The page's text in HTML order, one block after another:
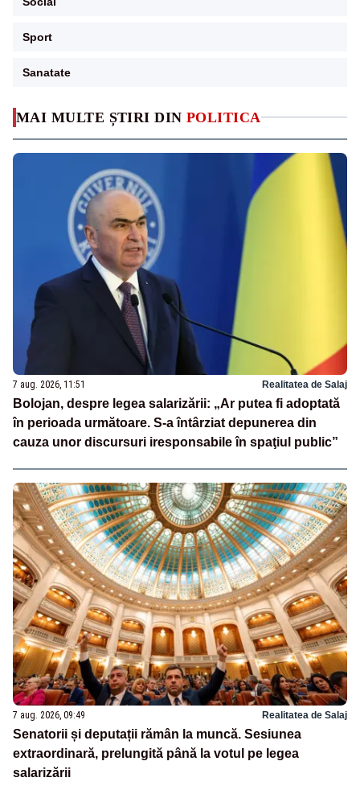
MAI MULTE ȘTIRI DIN POLITICA
7 aug. 2026, 11:51 Realitatea de Salaj
Bolojan, despre legea salarizării: „Ar putea fi adoptată
în perioada următoare. S-a întârziat depunerea din
cauza unor discursuri iresponsabile în spaţiul public”
7 aug. 2026, 09:49 Realitatea de Salaj
Senatorii și deputații rămân la muncă. Sesiunea
extraordinară, prelungită până la votul pe legea
salarizării
Sport
Sanatate